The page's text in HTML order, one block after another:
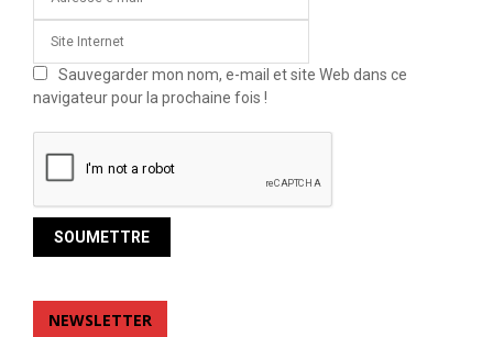
Sauvegarder mon nom, e-mail et site Web dans ce
navigateur pour la prochaine fois !
NEWSLETTER